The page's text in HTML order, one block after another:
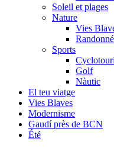
Soleil et plages
Nature
Vies
Sports
Golf
Nàutic
El teu viatge
Vies Blaves
Modernisme
Gaudí près de BCN
Été